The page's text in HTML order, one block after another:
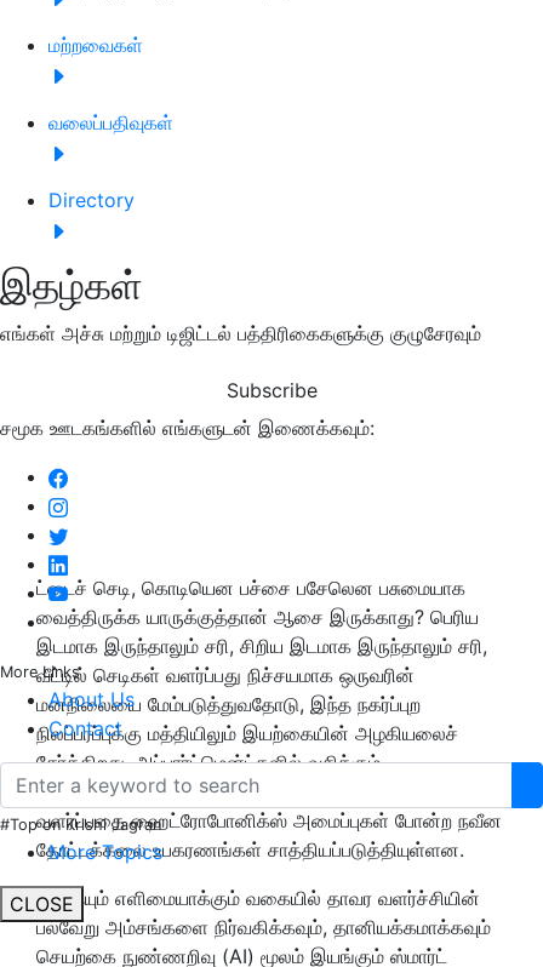
மற்றவைகள்
வலைப்பதிவுகள்
Directory
இதழ்கள்
எங்கள் அச்சு மற்றும் டிஜிட்டல் பத்திரிகைகளுக்கு குழுசேரவும்
Subscribe
சமூக ஊடகங்களில் எங்களுடன் இணைக்கவும்:
More Links
About Us
Contact
#Top on Krishi Jagran
More Topics
CLOSE
ட்டைச் செடி, கொடியென பச்சை பசேலென பசுமையாக
வைத்திருக்க யாருக்குத்தான் ஆசை இருக்காது? பெரிய
இடமாக இருந்தாலும் சரி, சிறிய இடமாக இருந்தாலும் சரி,
வீட்டில் செடிகள் வளர்ப்பது நிச்சயமாக ஒருவரின்
மனநிலையை மேம்படுத்துவதோடு, இந்த நகர்ப்புற
நிலப்பரப்புக்கு மத்தியிலும் இயற்கையின் அழகியலைச்
சேர்க்கிறது. அப்பார்ட்மென்ட்களில் வசிக்கும்
சிட்டிவாசிகளுக்கு அவர்களது வீடுகளுக்குள்ளே செடிகளை
வளர்ப்பதை ஹைட்ரோபோனிக்ஸ் அமைப்புகள் போன்ற நவீன
தோட்டக்கலை உபகரணங்கள் சாத்தியப்படுத்தியுள்ளன.
அதையும் எளிமையாக்கும் வகையில் தாவர வளர்ச்சியின்
பல்வேறு அம்சங்களை நிர்வகிக்கவும், தானியக்கமாக்கவும்
செயற்கை நுண்ணறிவு (AI) மூலம் இயங்கும் ஸ்மார்ட்